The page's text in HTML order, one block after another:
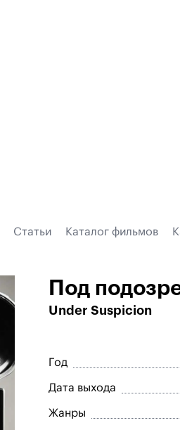
Статьи Каталог фильмов
Под
Under Suspicion
Год
Дата выхода
Жанры